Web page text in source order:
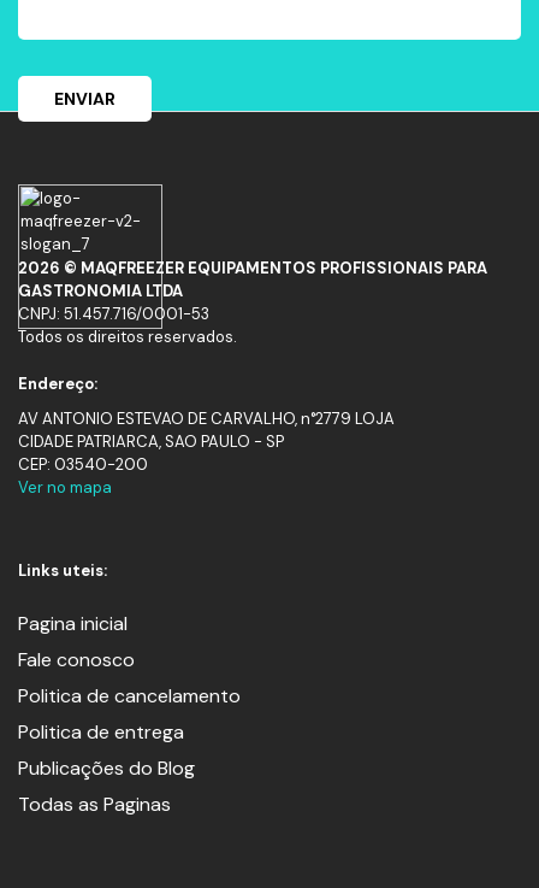
2026 © MAQFREEZER EQUIPAMENTOS PROFISSIONAIS PARA
GASTRONOMIA LTDA
CNPJ: 51.457.716/0001-53
Todos os direitos reservados.
Endereço:
AV ANTONIO ESTEVAO DE CARVALHO, n°2779 LOJA
CIDADE PATRIARCA, SAO PAULO - SP
CEP: 03540-200
Ver no mapa
Links uteis:
Pagina inicial
Fale conosco
Politica de cancelamento
Politica de entrega
Publicações do Blog
Todas as Paginas